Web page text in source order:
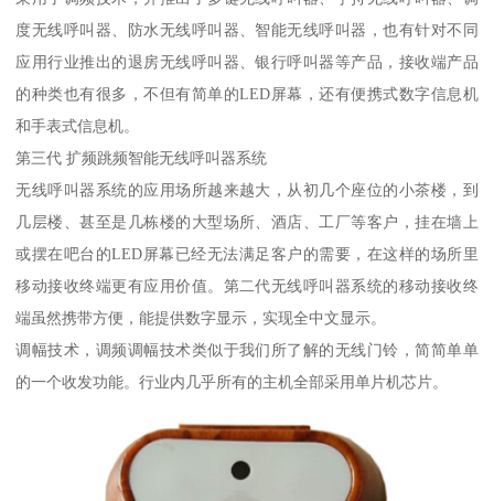
度无线呼叫器、防水无线呼叫器、智能无线呼叫器，也有针对不同
应用行业推出的退房无线呼叫器、银行呼叫器等产品，接收端产品
的种类也有很多，不但有简单的LED屏幕，还有便携式数字信息机
和手表式信息机。
第三代 扩频跳频智能无线呼叫器系统
无线呼叫器系统的应用场所越来越大，从初几个座位的小茶楼，到
几层楼、甚至是几栋楼的大型场所、酒店、工厂等客户，挂在墙上
或摆在吧台的LED屏幕已经无法满足客户的需要，在这样的场所里
移动接收终端更有应用价值。第二代无线呼叫器系统的移动接收终
端虽然携带方便，能提供数字显示，实现全中文显示。
调幅技术，调频调幅技术类似于我们所了解的无线门铃，简简单单
的一个收发功能。行业内几乎所有的主机全部采用单片机芯片。